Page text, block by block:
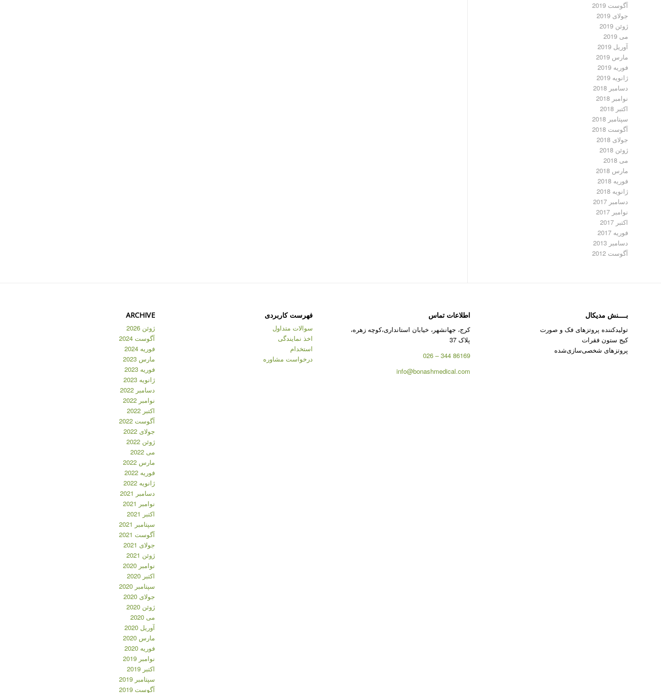
آگوست 2019
جولای 2019
ژوئن 2019
می 2019
آوریل 2019
مارس 2019
فوریه 2019
ژانویه 2019
دسامبر 2018
نوامبر 2018
اکتبر 2018
سپتامبر 2018
آگوست 2018
جولای 2018
ژوئن 2018
می 2018
مارس 2018
فوریه 2018
ژانویه 2018
دسامبر 2017
نوامبر 2017
اکتبر 2017
فوریه 2017
دسامبر 2013
آگوست 2012
بــــنش مدیکال
تولیدکننده پروتزهای فک و صورت
کیج ستون فقرات
پروتزهای شخصی‌سازی‌شده
اطلاعات تماس
کرج، جهانشهر، خیابان استانداری،کوچه زهره،
پلاک 37
86169 344 – 026
info@bonashmedical.com
فهرست کاربردی
سوالات متداول
اخذ نمایندگی
استخدام
درخواست مشاوره
ARCHIVE
ژوئن 2026
آگوست 2024
فوریه 2024
مارس 2023
فوریه 2023
ژانویه 2023
دسامبر 2022
نوامبر 2022
اکتبر 2022
آگوست 2022
جولای 2022
ژوئن 2022
می 2022
مارس 2022
فوریه 2022
ژانویه 2022
دسامبر 2021
نوامبر 2021
اکتبر 2021
سپتامبر 2021
آگوست 2021
جولای 2021
ژوئن 2021
نوامبر 2020
اکتبر 2020
سپتامبر 2020
جولای 2020
ژوئن 2020
می 2020
آوریل 2020
مارس 2020
فوریه 2020
نوامبر 2019
اکتبر 2019
سپتامبر 2019
آگوست 2019